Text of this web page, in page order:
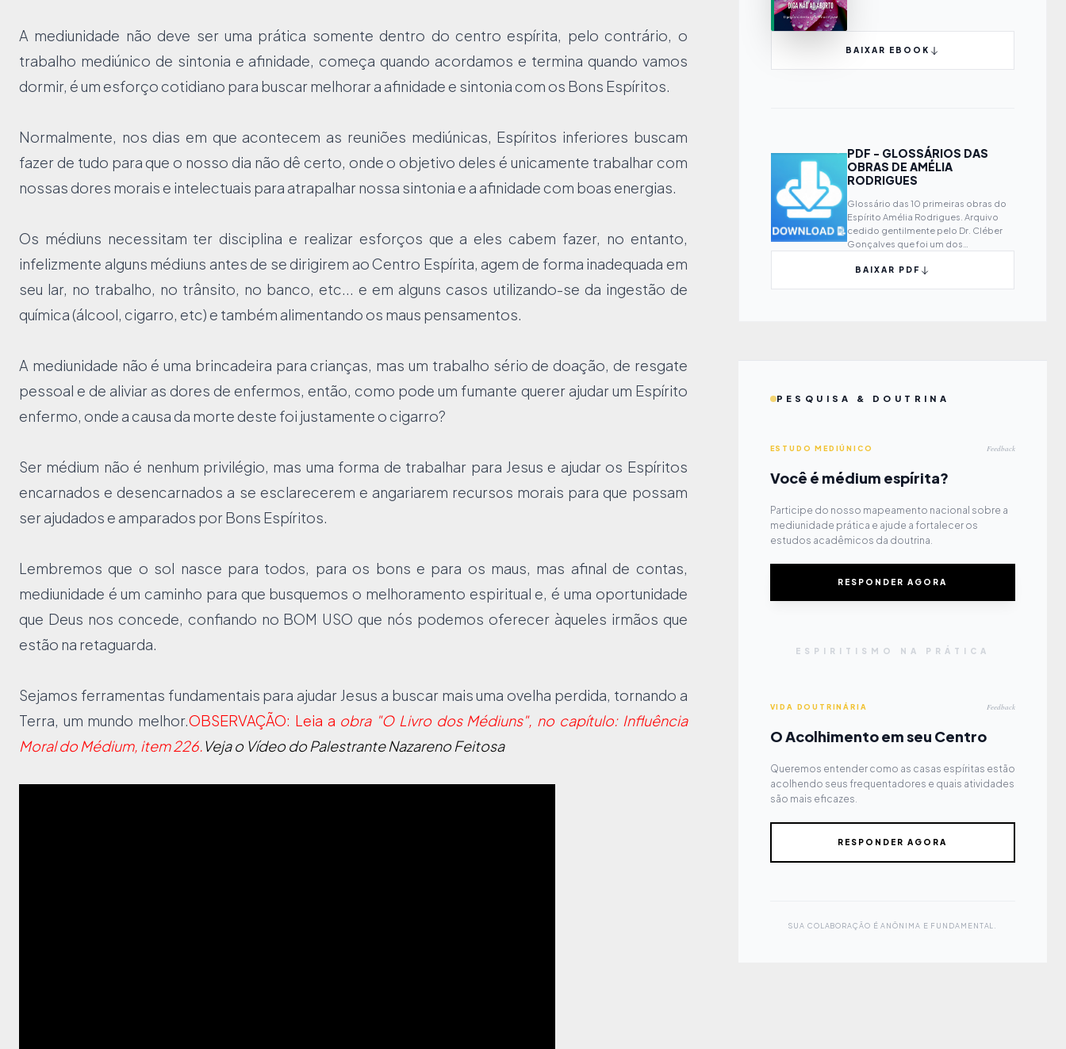
A mediunidade não deve ser uma prática somente dentro do centro espírita, pelo contrário, o
trabalho mediúnico de sintonia e afinidade, começa quando acordamos e termina quando vamos
dormir, é um esforço cotidiano para buscar melhorar a afinidade e sintonia com os Bons Espíritos.
Normalmente, nos dias em que acontecem as reuniões mediúnicas, Espíritos inferiores buscam
fazer de tudo para que o nosso dia não dê certo, onde o objetivo deles é unicamente trabalhar com
nossas dores morais e intelectuais para atrapalhar nossa sintonia e a afinidade com boas energias.
Os médiuns necessitam ter disciplina e realizar esforços que a eles cabem fazer, no entanto,
infelizmente alguns médiuns antes de se dirigirem ao Centro Espírita, agem de forma inadequada em
seu lar, no trabalho, no trânsito, no banco, etc... e em alguns casos utilizando-se da ingestão de
química (álcool, cigarro, etc) e também alimentando os maus pensamentos.
A mediunidade não é uma brincadeira para crianças, mas um trabalho sério de doação, de resgate
pessoal e de aliviar as dores de enfermos, então, como pode um fumante querer ajudar um Espírito
enfermo, onde a causa da morte deste foi justamente o cigarro?
Ser médium não é nenhum privilégio, mas uma forma de trabalhar para Jesus e ajudar os Espíritos
encarnados e desencarnados a se esclarecerem e angariarem recursos morais para que possam
ser ajudados e amparados por Bons Espíritos.
Lembremos que o sol nasce para todos, para os bons e para os maus, mas afinal de contas,
mediunidade é um caminho para que busquemos o melhoramento espiritual e, é uma oportunidade
que Deus nos concede, confiando no BOM USO que nós podemos oferecer àqueles irmãos que
estão na retaguarda.
Sejamos ferramentas fundamentais para ajudar Jesus a buscar mais uma ovelha perdida, tornando a
Terra, um mundo melhor.OBSERVAÇÃO: Leia a obra "O Livro dos Médiuns", no capítulo: Influência
Moral do Médium, item 226.Veja o Vídeo do PalestranteNazareno Feitosa
BAIXAR EBOOK
PDF - GLOSSÁRIOS DAS
OBRAS DE AMÉLIA
RODRIGUES
Glossário das 10 primeiras obras do
Espírito Amélia Rodrigues. Arquivo
cedido gentilmente pelo Dr. Cléber
Gonçalves que foi um dos
Baixem e divulguem.
BAIXAR PDF
PESQUISA & DOUTRINA
ESTUDO MEDIÚNICO Feedback
Você é médium espírita?
Participe do nosso mapeamento nacional sobre a
mediunidade prática e ajude a fortalecer os
estudos acadêmicos da doutrina.
RESPONDER AGORA
ESPIRITISMO NA PRÁTICA
VIDA DOUTRINÁRIA Feedback
O Acolhimento em seu Centro
Queremos entender como as casas espíritas estão
acolhendo seus frequentadores e quais atividades
são mais eficazes.
RESPONDER AGORA
SUA COLABORAÇÃO É ANÔNIMA E FUNDAMENTAL.